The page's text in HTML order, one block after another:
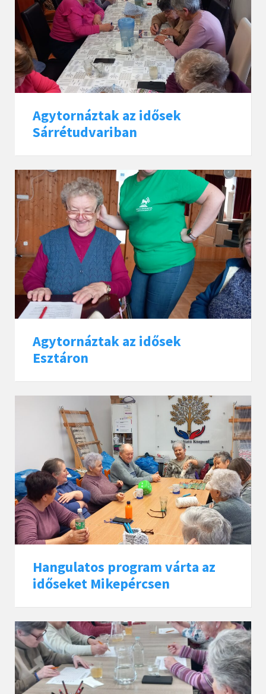
Agytornáztak az idősek
Sárrétudvariban
Agytornáztak az idősek
Esztáron
Hangulatos program várta az
időseket Mikepércsen